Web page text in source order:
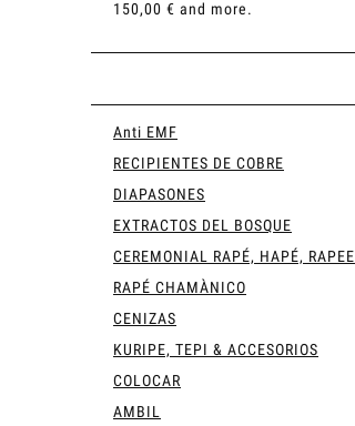
150,00 € and more.
Anti EMF
RECIPIENTES DE COBRE
DIAPASONES
EXTRACTOS DEL BOSQUE
CEREMONIAL RAPÉ, HAPÉ, RAPEE
RAPÉ CHAMÀNICO
CENIZAS
KURIPE, TEPI & ACCESORIOS
COLOCAR
AMBIL